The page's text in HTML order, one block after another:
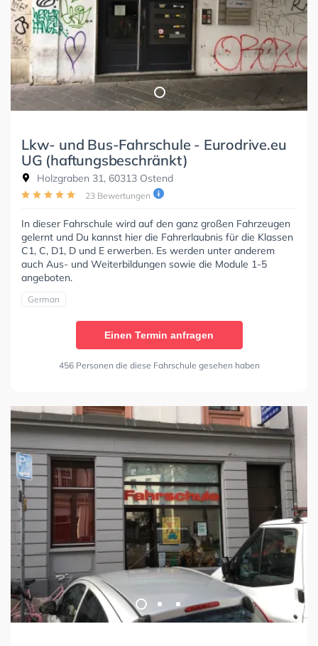
Lkw- und Bus-Fahrschule - Eurodrive.eu
UG (haftungsbeschränkt)
Holzgraben 31, 60313 Ostend
23 Bewertungen
In dieser Fahrschule wird auf den ganz großen Fahrzeugen
gelernt und Du kannst hier die Fahrerlaubnis für die Klassen
C1, C, D1, D und E erwerben. Es werden unter anderem
auch Aus- und Weiterbildungen sowie die Module 1-5
angeboten.
German
Einen Termin anfragen
456 Personen die diese Fahrschule gesehen haben